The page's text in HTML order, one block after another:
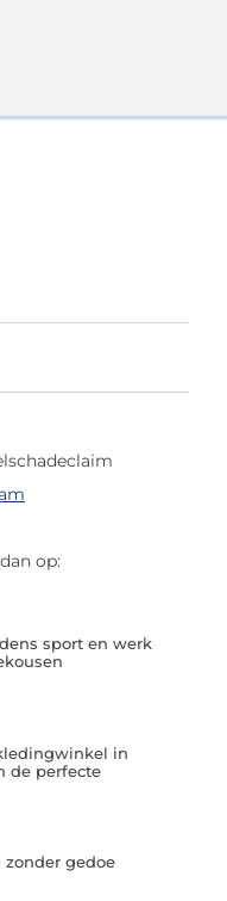
op:
sport en werk
in
de perfecte
zonder gedoe